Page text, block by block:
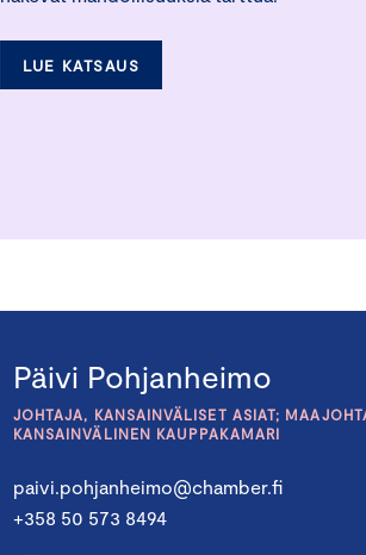
LUE KATSAUS
Päivi Pohjanheimo
JOHTAJA, KANSAINVÄLISET ASIAT;
KANSAINVÄLINEN KAUPPAKAMARI
paivi.pohjanheimo@chamber.fi
+358 50 573 8494